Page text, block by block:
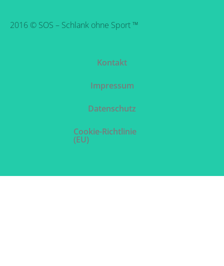
2016 © SOS – Schlank ohne Sport ™
Kontakt
Impressum
Datenschutz
Cookie-Richtlinie
(EU)